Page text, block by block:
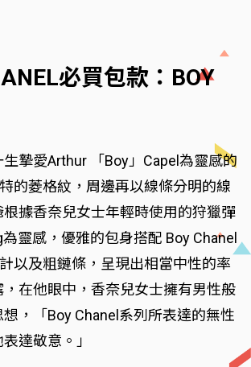
必買包款：BOY
摯愛Arthur 「Boy」Capel為靈感的
的菱格紋，周邊再以線條分明的線
據香奈兒女士年輕時使用的狩獵彈
靈感，優雅的包身搭配 Boy Chanel
以及粗鏈條，呈現出相當中性的率
在他眼中，香奈兒女士擁有男性般
，「Boy Chanel系列所表達的無性
達敬意。」